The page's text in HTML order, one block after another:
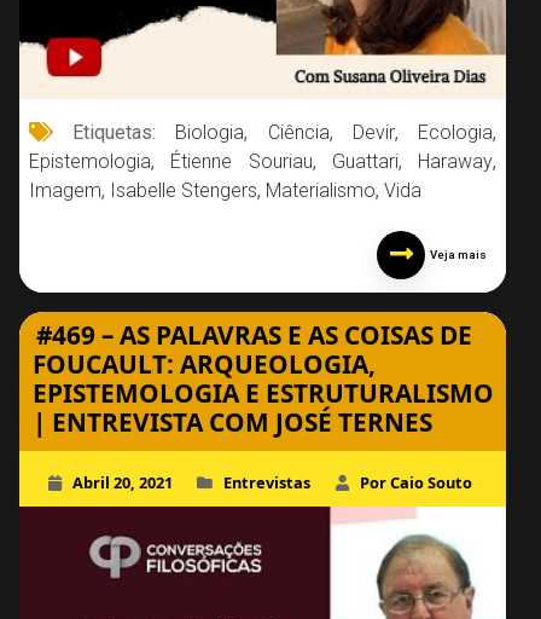
Etiquetas: Biologia, Ciência, Devir, Ecologia,
Epistemologia, Étienne Souriau, Guattari, Haraway,
Imagem, Isabelle Stengers, Materialismo, Vida
Veja mais
#469 – AS PALAVRAS E AS COISAS DE
FOUCAULT: ARQUEOLOGIA,
EPISTEMOLOGIA E ESTRUTURALISMO
| ENTREVISTA COM JOSÉ TERNES
Abril 20, 2021 Entrevistas Por Caio Souto